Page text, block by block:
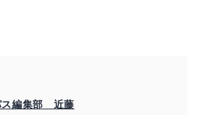
ス編集部 近藤